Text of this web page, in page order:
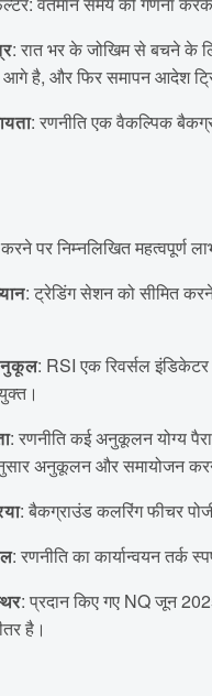
: रात भर के जोखिम से बचने के
है, और फिर समापन आदेश
: रणनीति एक वैकल्पिक
पर निम्नलिखित महत्वपूर्ण
: ट्रेडिंग सेशन को सीमित
: RSI एक रिवर्सल
: रणनीति कई अनुकूलन योग्य
अनुकूलन और समायोजन करने
: बैकग्राउंड कलरिंग फीचर
: रणनीति का कार्यान्वयन तर्क
: प्रदान किए गए NQ जून
है।